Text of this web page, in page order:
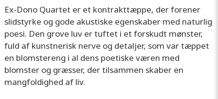
Ex-Dono Quartet er et kontrakttæppe, der forener
slidstyrke og gode akustiske egenskaber med naturlig
poesi. Den grove luv er tuftet i et forskudt mønster,
fuld af kunstnerisk nerve og detaljer, som var tæppet
en blomstereng i al dens poetiske væren med
blomster og græsser, der tilsammen skaber en
mangfoldighed af liv.